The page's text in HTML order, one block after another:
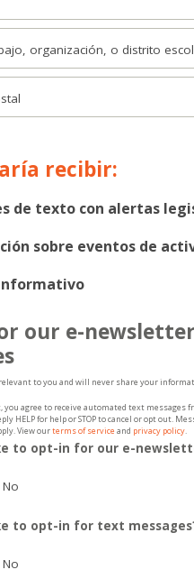
organización, o distrito
recibir:
de texto con alertas
sobre eventos de
our e-
to you and will never share your
you agree to receive automated text messages
HELP for help or STOP to cancel or opt out.
View ourterms of service and privacy policy.
to opt-in for our e-
No
to opt-in for text
No